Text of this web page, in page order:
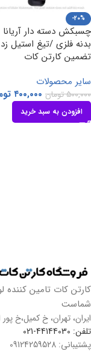
-20%
چسبکش دسته دار آریانا
بدنه فلزی /تیغ استیل
تضمین کارتن کات
سایر محصولات
۵۰۰,۰۰۰تومان ۴۰۰,۰۰۰
افزودن به سبد خرید
کارتن کات تامین
شماست
ایران، تهران، خ کمیل،خ
تلفن: 44144030-021
پشتیبانی: 09124259528